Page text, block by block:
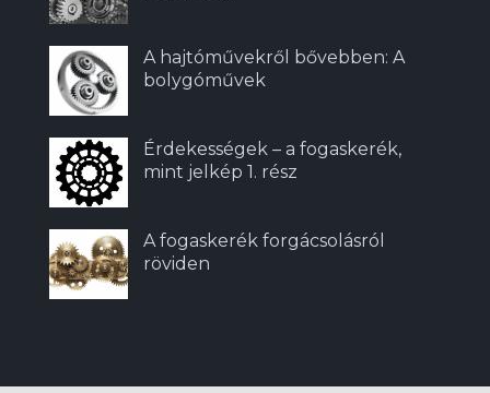
A hajtóművekről bővebben: A
bolygóművek
Érdekességek – a fogaskerék,
mint jelkép 1. rész
A fogaskerék forgácsolásról
röviden